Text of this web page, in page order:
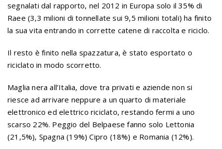
segnalati dal rapporto, nel 2012 in Europa solo il 35% di
Raee (3,3 milioni di tonnellate sui 9,5 milioni totali) ha finito
la sua vita entrando in corrette catene di raccolta e riciclo.
Il resto è finito nella spazzatura, è stato esportato o
riciclato in modo scorretto.
Maglia nera all’Italia, dove tra privati e aziende non si
riesce ad arrivare neppure a un quarto di materiale
elettronico ed elettrico riciclato, restando fermi a uno
scarso 22%. Peggio del Belpaese fanno solo Lettonia
(21,5%), Spagna (19%) Cipro (18%) e Romania (12%).